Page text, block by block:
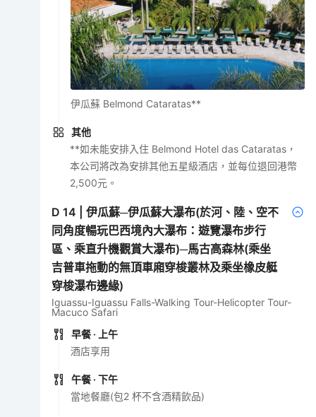
伊瓜蘇 Belmond Cataratas**
其他
**如未能安排入住 Belmond Hotel das Cataratas，
本公司將改為安排其他五星級酒店，並每位退回港幣
2,500元。
D14 |伊瓜蘇─伊瓜蘇大瀑布(於河、陸、空不
同角度暢玩巴西境內大瀑布：遊覽瀑布步行
區、乘直升機觀賞大瀑布)─馬古高森林(乘坐
吉普車拖動的無頂車廂穿梭叢林及乘坐橡皮艇
穿梭瀑布邊緣)
Iguassu-Iguassu Falls-Walking Tour-Helicopter Tour-
Macuco Safari
早餐 · 上午
酒店享用
午餐 · 下午
當地餐廳(包2 杯不含酒精飲品)